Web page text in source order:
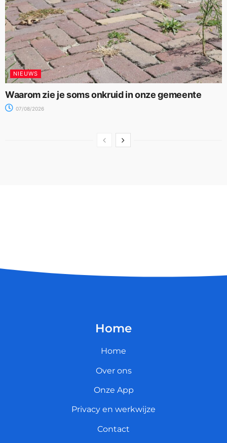
NIEUWS
Waarom zie je soms onkruid in onze gemeente
07/08/2026
Home
Home
Over ons
Onze App
Privacy en werkwijze
Contact